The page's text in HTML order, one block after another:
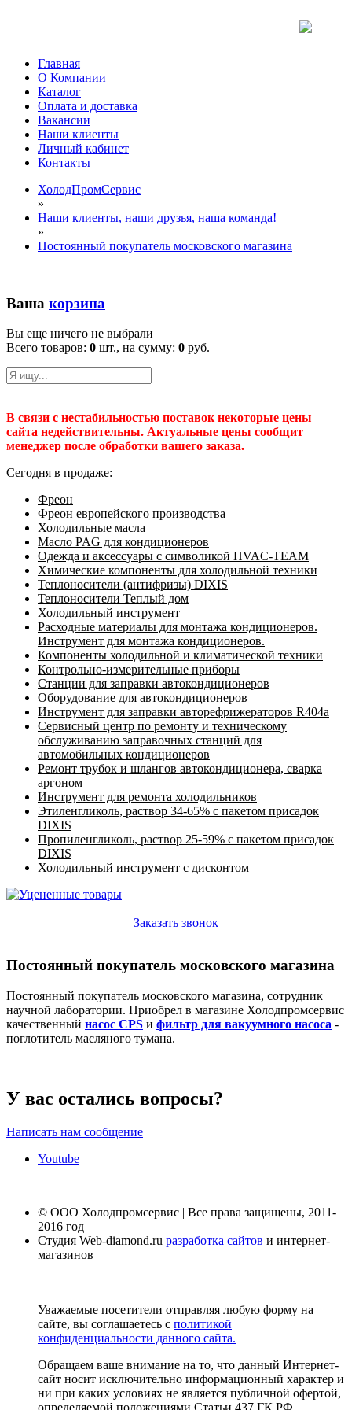
Главная
О Компании
Каталог
Оплата и доставка
Вакансии
Наши клиенты
Личный кабинет
Контакты
ХолодПромСервис
»
Наши клиенты, наши друзья, наша команда!
»
Постоянный покупатель московского магазина
Ваша корзина
Вы еще ничего не выбрали
Всего товаров: 0 шт., на сумму: 0 руб.
В связи с нестабильностью поставок некоторые цены
сайта недействительны. Актуальные цены сообщит
менеджер после обработки вашего заказа.
Сегодня в продаже:
Фреон
Фреон европейского производства
Холодильные масла
Масло PAG для кондиционеров
Одежда и аксессуары с символикой HVAC-TEAM
Химические компоненты для холодильной техники
Теплоносители (антифризы) DIXIS
Теплоносители Теплый дом
Холодильный инструмент
Расходные материалы для монтажа кондиционеров.
Инструмент для монтажа кондиционеров.
Компоненты холодильной и климатической техники
Контрольно-измерительные приборы
Станции для заправки автокондиционеров
Оборудование для автокондиционеров
Инструмент для заправки авторефрижераторов R404a
Сервисный центр по ремонту и техническому
обслуживанию заправочных станций для
автомобильных кондиционеров
Ремонт трубок и шлангов автокондиционера, сварка
аргоном
Инструмент для ремонта холодильников
Этиленгликоль, раствор 34-65% с пакетом присадок
DIXIS
Пропиленгликоль, раствор 25-59% с пакетом присадок
DIXIS
Холодильный инструмент с дисконтом
Заказать звонок
Постоянный покупатель московского магазина
Постоянный покупатель московского магазина, сотрудник
научной лаборатории. Приобрел в магазине Холодпромсервис
качественный насос CPS и фильтр для вакуумного насоса -
поглотитель масляного тумана.
У вас остались вопросы?
Написать нам сообщение
Youtube
© ООО Холодпромсервис | Все права защищены, 2011-
2016 год
Студия Web-diamond.ru разработка сайтов и интернет-
магазинов
Уважаемые посетители отправляя любую форму на
сайте, вы соглашаетесь с политикой
конфиденциальности данного сайта.
Обращаем ваше внимание на то, что данный Интернет-
сайт носит исключительно информационный характер и
ни при каких условиях не является публичной офертой,
определяемой положениями Статьи 437 ГК РФ.